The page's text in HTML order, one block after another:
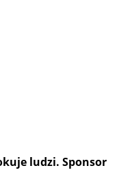
ludzi. Sponsor